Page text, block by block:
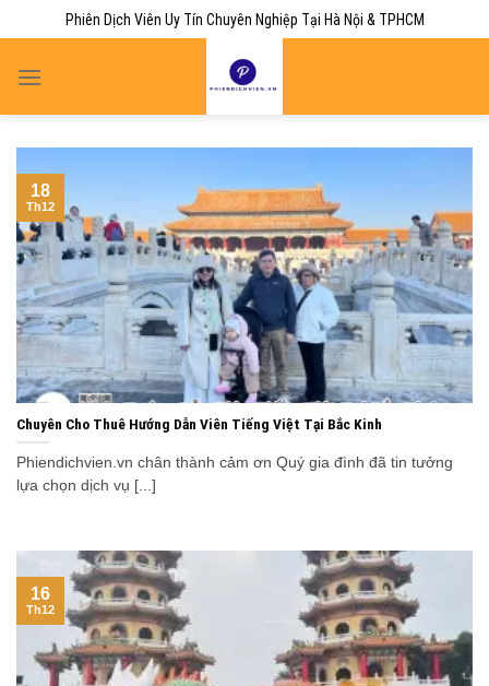
to
content
Phiên Dịch Viên Uy Tín Chuyên Nghiệp Tại Hà Nội & TPHCM
Chuyên Cho Thuê Hướng Dẫn Viên Tiếng Việt Tại Bắc Kinh
Phiendichvien.vn chân thành cảm ơn Quý gia đình đã tin tưởng
lựa chọn dịch vụ [...]
18
Th12
16
Th12